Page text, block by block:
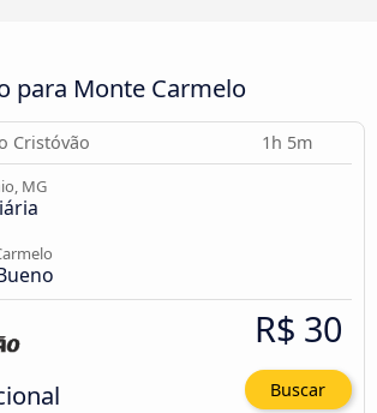
para Monte Carmelo
Cristóvão 1h 5m
MG
R$ 30
Buscar